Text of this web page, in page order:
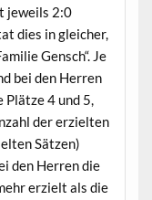
jeweils 2:0
dies in gleicher,
Gensch“. Je
bei den Herren
Plätze 4 und 5,
der erzielten
Sätzen)
den Herren die
erzielt als die